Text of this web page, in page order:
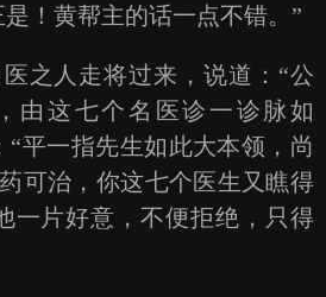
！黄帮主的话一点不错。”
人走将过来，说道：“公
由这七个名医诊一诊脉如
“平一指先生如此大本领，尚
可治，你这七个医生又瞧得
一片好意，不便拒绝，只得